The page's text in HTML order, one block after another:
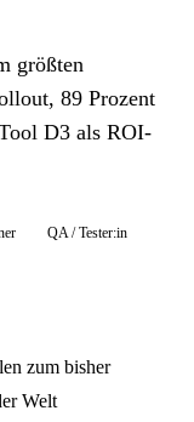
größten
89 Prozent
D3 als ROI-
QA / Tester:in
zum bisher
Welt